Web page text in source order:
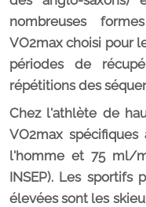
nombreuses
VO2max choisi pour
périodes de
répétitions des
Chez l'athlète de
VO2max
l'homme et 75 ml/
INSEP). Les sportifs
élevées sont les